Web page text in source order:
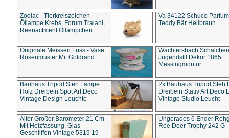
Zodiac - Tierkreiszeichen
Öllampe Krebs, Forum Traiani,
Reenactment Öllämpchen
Va 34122 Schuco
Teddy Bär Hellbraun
Originale Meissen Fuss - Vase
Rosenmuster Mit Goldrand
Wächtersbach Schälchen
Jugendstil Dekor 1865
Messingmontur
Bauhaus Tripod Steh Lampe
Holz Dreibein Spot Art Deco
Vintage Design Leuchte
2x Bauhaus Tripod Steh
Dreibein Stativ Art Deco
Vintage Studio Leucht
Alter Großer Barometer 21 Cm
Mit Holzfassung, Glas
Geschliffen Vintage 5319 19
Ungerades 6 Ender
Roe Deer Trophy 242 G